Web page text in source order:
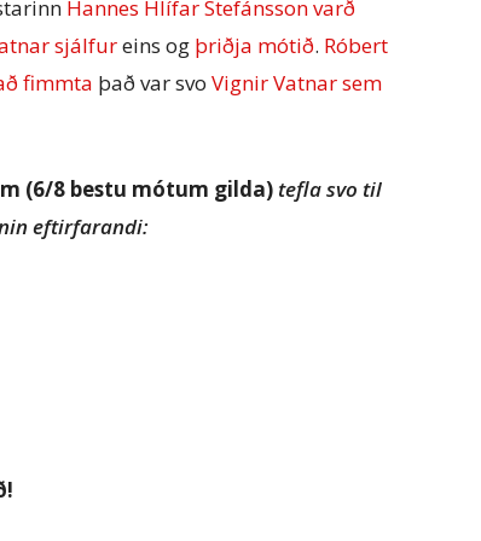
Hannes Hlífar Stefánsson varð
sjálfureins og þriðja mótið. Róbert
fimmta það var svo Vignir Vatnar sem
(6/8 bestu mótum gilda) tefla svo til
eftirfarandi: